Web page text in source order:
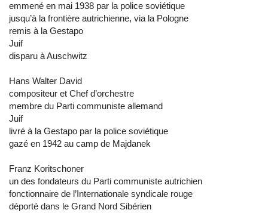
emmené en mai 1938 par la police soviétique
jusqu’à la frontière autrichienne, via la Pologne
remis à la Gestapo
Juif
disparu à Auschwitz
Hans Walter David
compositeur et Chef d’orchestre
membre du Parti communiste allemand
Juif
livré à la Gestapo par la police soviétique
gazé en 1942 au camp de Majdanek
Franz Koritschoner
un des fondateurs du Parti communiste autrichien
fonctionnaire de l’Internationale syndicale rouge
déporté dans le Grand Nord Sibérien